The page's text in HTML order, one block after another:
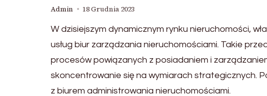
Admin 18 Grudnia 2023
W dzisiejszym dynamicznym rynku nieruchomości,
usług biur zarządzania nieruchomościami. Takie
procesów powiązanych z posiadaniem i
skoncentrowanie się na wymiarach strategicznych.
z biurem administrowania nieruchomościami.